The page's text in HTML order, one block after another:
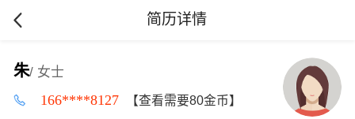
简历详情
朱/ 女士
166****8127 【查看需要80金币】